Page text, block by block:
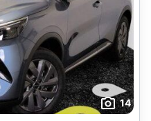
14